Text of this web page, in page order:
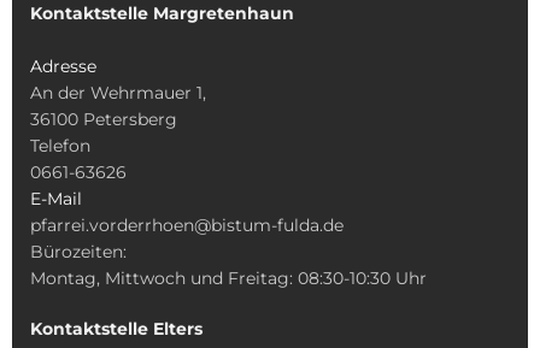
Kontaktstelle Margretenhaun
Adresse
An der Wehrmauer 1,
36100 Petersberg
Telefon
0661-63626
E-Mail
pfarrei.vorderrhoen@bistum-fulda.de
Bürozeiten:
Montag, Mittwoch und Freitag: 08:30-10:30 Uhr
Kontaktstelle Elters